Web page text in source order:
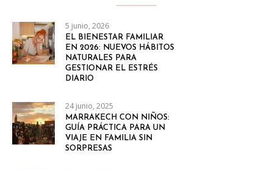
5 junio, 2026
EL BIENESTAR FAMILIAR
EN 2026: NUEVOS HÁBITOS
NATURALES PARA
GESTIONAR EL ESTRÉS
DIARIO
24 junio, 2025
MARRAKECH CON NIÑOS:
GUÍA PRÁCTICA PARA UN
VIAJE EN FAMILIA SIN
SORPRESAS